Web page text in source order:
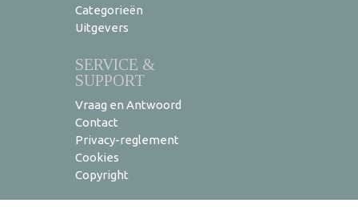
Categorieën
Uitgevers
SERVICE &
SUPPORT
Vraag en Antwoord
Contact
Privacy-reglement
Cookies
Copyright